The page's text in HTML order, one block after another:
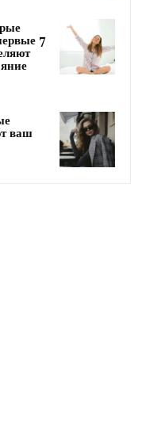
7
ваш